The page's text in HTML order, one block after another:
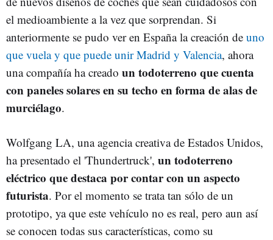
el medioambiente a la vez que sorprendan. Si
anteriormente se pudo ver en España la creación de uno
que vuela y que puede unir Madrid y Valencia, ahora
una compañía ha creado un todoterreno que cuenta
con paneles solares en su techo en forma de alas de
murciélago.
Wolfgang LA, una agencia creativa de Estados Unidos,
ha presentado el 'Thundertruck', un todoterreno
eléctrico que destaca por contar con un aspecto
futurista. Por el momento se trata tan sólo de un
prototipo, ya que este vehículo no es real, pero aun así
se conocen todas sus características, como su